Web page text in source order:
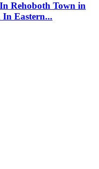
Rehoboth Town in
Eastern...